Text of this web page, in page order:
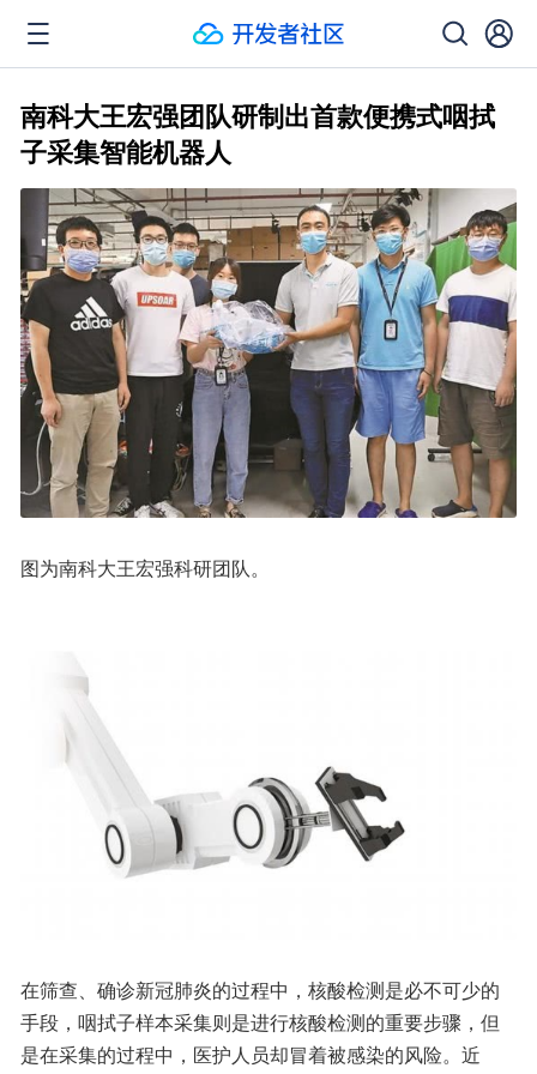
南科大王宏强团队研制出首款便携式咽拭
子采集智能机器人
图为南科大王宏强科研团队。
在筛查、确诊新冠肺炎的过程中，核酸检测是必不可少的
手段，咽拭子样本采集则是进行核酸检测的重要步骤，但
是在采集的过程中，医护人员却冒着被感染的风险。近